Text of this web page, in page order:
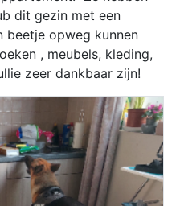
dit gezin met een
beetje opweg kunnen
, meubels, kleding,
zeer dankbaar zijn!